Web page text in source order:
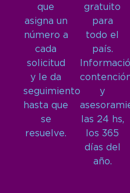
que
asigna un
número a
cada
solicitud
y le da
seguimiento
hasta que
se
resuelve.
gratuito
para
todo el
país.
y
las 24 hs,
los 365
días del
año.